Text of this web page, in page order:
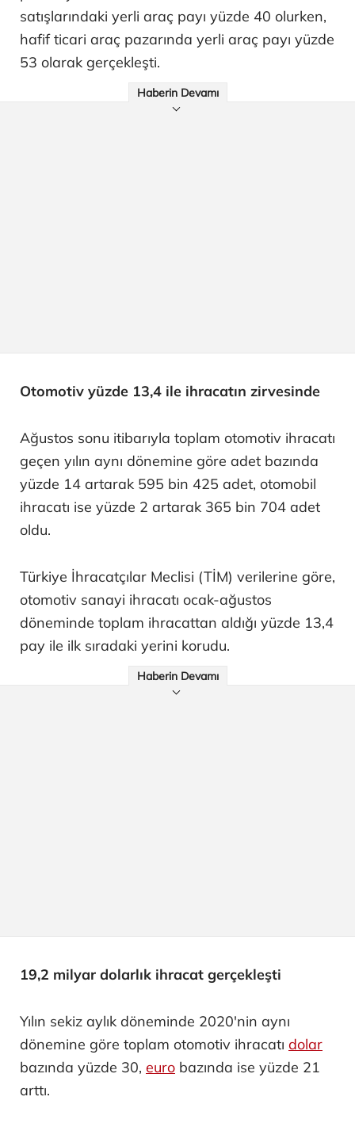
satışlarındaki yerli araç payı yüzde 40 olurken,
hafif ticari araç pazarında yerli araç payı yüzde
53 olarak gerçekleşti.
Haberin Devamı
Otomotiv yüzde 13,4 ile ihracatın zirvesinde
Ağustos sonu itibarıyla toplam otomotiv ihracatı
geçen yılın aynı dönemine göre adet bazında
yüzde 14 artarak 595 bin 425 adet, otomobil
ihracatı ise yüzde 2 artarak 365 bin 704 adet
oldu.
Türkiye İhracatçılar Meclisi (TİM) verilerine göre,
otomotiv sanayi ihracatı ocak-ağustos
döneminde toplam ihracattan aldığı yüzde 13,4
pay ile ilk sıradaki yerini korudu.
Haberin Devamı
19,2 milyar dolarlık ihracat gerçekleşti
Yılın sekiz aylık döneminde 2020'nin aynı
dönemine göre toplam otomotiv ihracatı dolar
bazında yüzde 30, euro bazında ise yüzde 21
arttı.